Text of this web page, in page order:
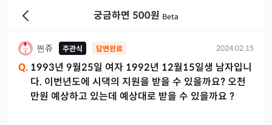
궁금하면 500원 Beta
쪈쥬 주관식 답변완료 2024.02.15
Q. 1993년 9월25일 여자 1992년 12월15일생 남자입니
다. 이번년도에 시댁의 지원을 받을 수 있을까요? 오천
만원 예상하고 있는데 예상대로 받을 수 있을까요 ?